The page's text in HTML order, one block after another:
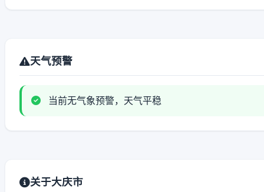
天气预警
当前无气象预警，天气平稳
关于大庆市